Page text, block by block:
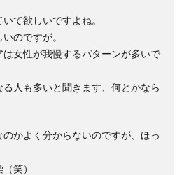
て欲しいですよね。
のですが。
は女性が我慢するパターンが多いで
人も多いと聞きます、何とかなら
かよく分からないのですが、ほっ
笑）